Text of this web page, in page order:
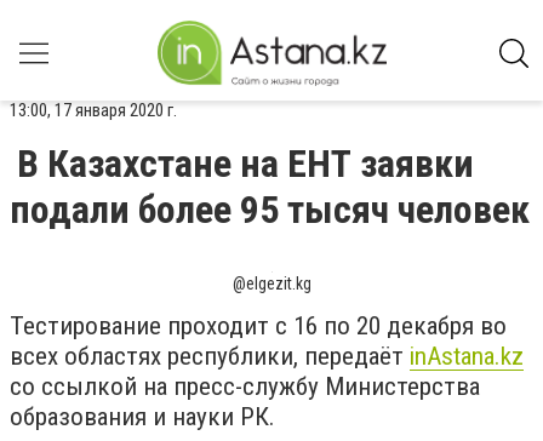
13:00, 17 января 2020 г.
В Казахстане на ЕНТ заявки
подали более 95 тысяч человек
@elgezit.kg
Тестирование проходит с 16 по 20 декабря во
всех областях республики, передаёт inAstana.kz
со ссылкой на пресс-службу Министерства
образования и науки РК.